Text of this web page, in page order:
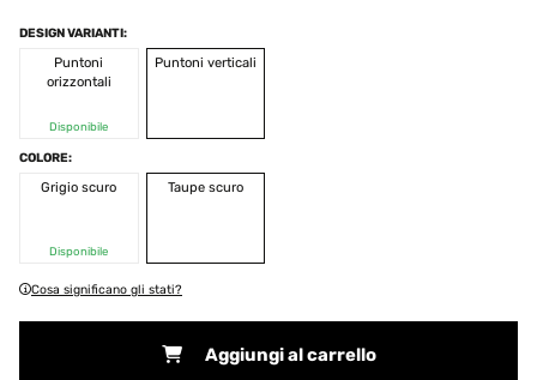
DESIGN VARIANTI:
Puntoni
orizzontali
Disponibile
Puntoni verticali
COLORE:
Grigio scuro
Disponibile
Taupe scuro
Cosa significano gli stati?
Aggiungi al carrello